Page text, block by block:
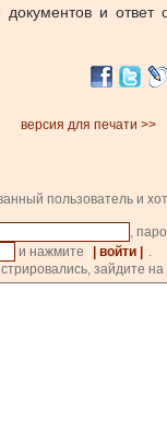
документов и ответ
версия для печати >>
пользователь и
,
и нажмите
| войти |
.
зайдите на